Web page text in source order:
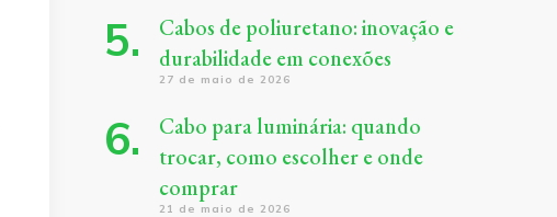
Cabos de poliuretano: inovação e
durabilidade em conexões
27 de maio de 2026
Cabo para luminária: quando
trocar, como escolher e onde
comprar
21 de maio de 2026